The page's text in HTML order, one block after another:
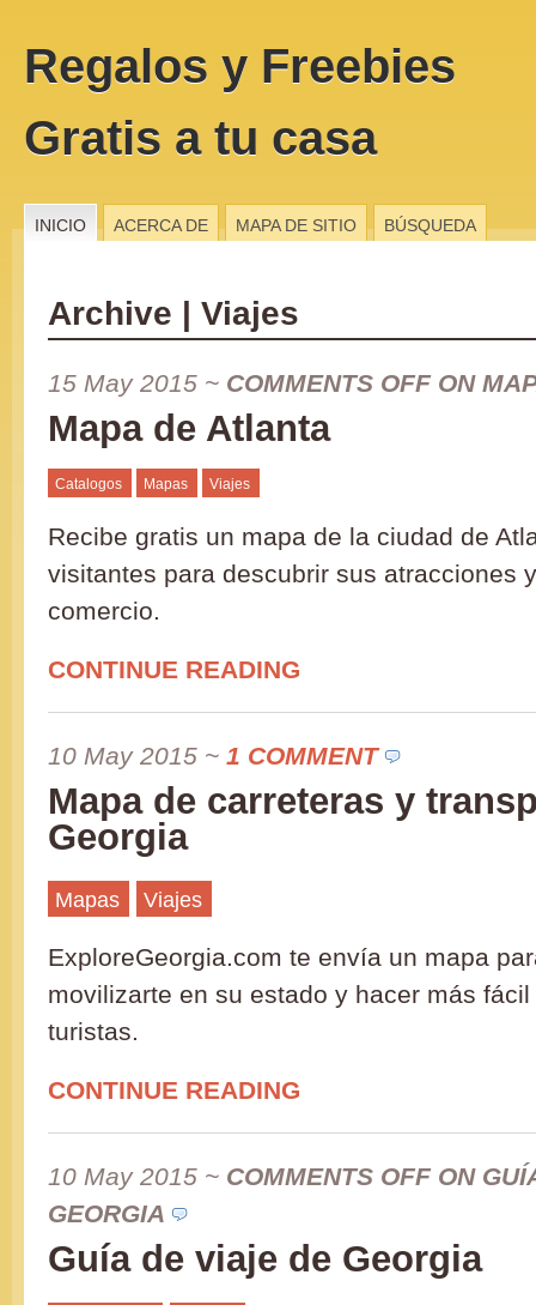
Regalos y Freebies
Gratis a tu casa
INICIO ACERCA DE MAPA DE SITIO BÚSQUEDA
Archive | Viajes
15 May 2015 ~ COMMENTS OFFON
Mapa de Atlanta
Catalogos Mapas Viajes
Recibe gratis un mapa de la ciudad de
visitantes para descubrir sus atracciones
comercio.
CONTINUE READING
10 May 2015 ~ 1 COMMENT
Mapa de carreteras y
Georgia
Mapas Viajes
ExploreGeorgia.com te envía un mapa
movilizarte en su estado y hacer más
turistas.
CONTINUE READING
10 May 2015 ~ COMMENTS OFFON
GEORGIA
Guía de viaje de Georgia